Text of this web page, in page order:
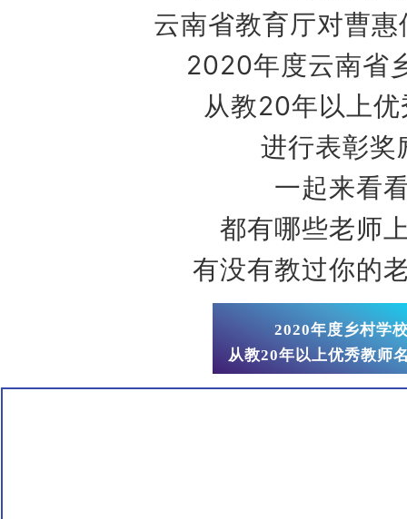
云南省教育厅对曹
2020年度云南省
从教20年以上
进行表彰奖
一起来看
都有哪些老师
有没有教过你的
2020年度乡村学
从教20年以上优秀教师